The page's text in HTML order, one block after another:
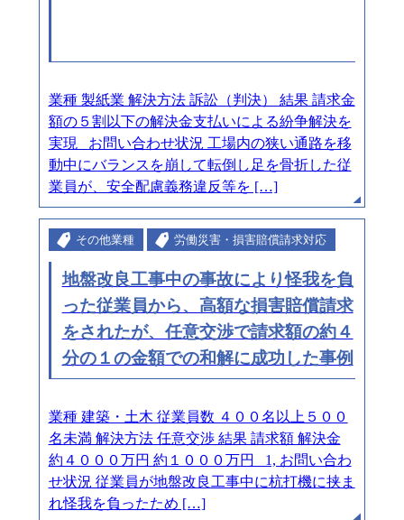
業種 製紙業 解決方法 訴訟（判決） 結果 請求金
額の５割以下の解決金支払いによる紛争解決を
実現 お問い合わせ状況 工場内の狭い通路を移
動中にバランスを崩して転倒し足を骨折した従
業員が、安全配慮義務違反等を […]
その他業種 労働災害・損害賠償請求対応
地盤改良工事中の事故により怪我を負
った従業員から、高額な損害賠償請求
をされたが、任意交渉で請求額の約４
分の１の金額での和解に成功した事例
業種 建築・土木 従業員数 ４００名以上５００
名未満 解決方法 任意交渉 結果 請求額 解決金
約４０００万円 約１０００万円 1, お問い合わ
せ状況 従業員が地盤改良工事中に杭打機に挟ま
れ怪我を負ったため […]